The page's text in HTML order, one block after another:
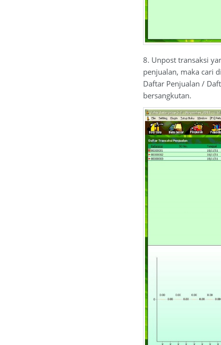
8. Unpost transaksi
penjualan, maka cari
Daftar Penjualan /
bersangkutan.